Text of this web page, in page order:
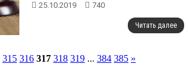
25.10.2019 740
Читать далее
315 316 317 318 319 ... 384 385 »